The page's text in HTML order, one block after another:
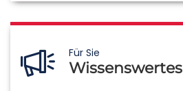
Für Sie
Wissenswertes